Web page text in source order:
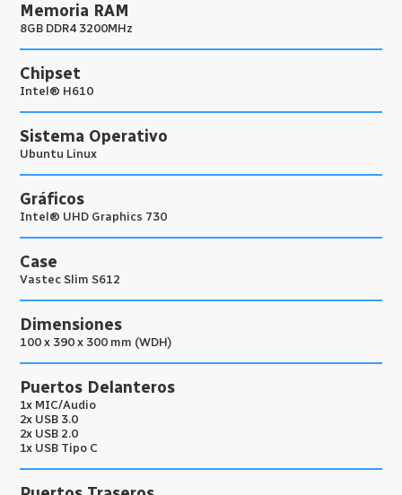
Memoria RAM
8GB DDR4 3200MHz
Chipset
Intel® H610
Sistema Operativo
Ubuntu Linux
Gráficos
Intel® UHD Graphics 730
Case
Vastec Slim S612
Dimensiones
100 x 390 x 300 mm (WDH)
Puertos Delanteros
1x MIC/Audio
2x USB 3.0
2x USB 2.0
1x USB Tipo C